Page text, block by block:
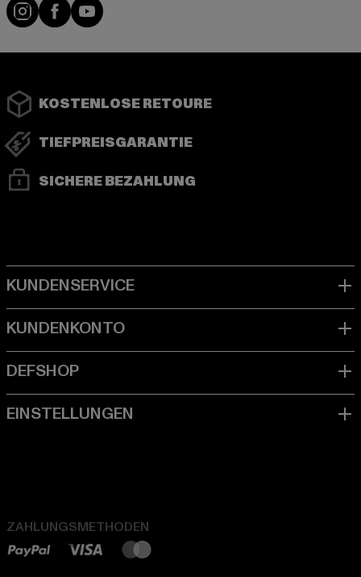
Instagram
FacebookYouTube
KOSTENLOSE RETOURE
TIEFPREISGARANTIE
SICHERE BEZAHLUNG
ZAHLUNGSMETHODEN